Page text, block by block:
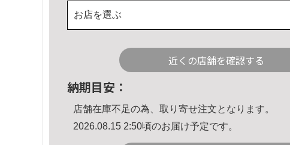
お店を選ぶ
近くの店舗を確認する
納期目安：
店舗在庫不足の為、取り寄せ注文となります。
2026.08.15 2:50頃のお届け予定です。